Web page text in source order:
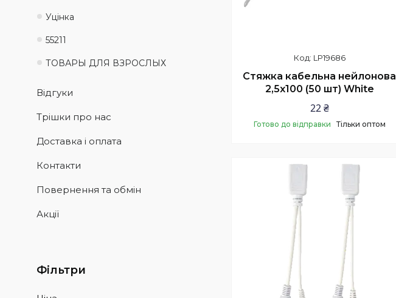
LP19686
Стяжка кабельна нейлонова
2,5х100 (50 шт) White
22 ₴
Готово до відправки Тільки оптом
Купити
Уцінка
55211
ТОВАРЫ ДЛЯ ВЗРОСЛЫХ
Відгуки
Трішки про нас
Доставка і оплата
Контакти
Повернення та обмін
Акції
Фільтри